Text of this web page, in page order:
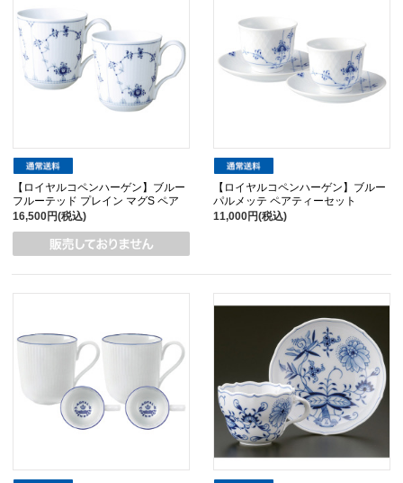
【ロイヤルコペンハーゲン】ブルー
フルーテッド プレイン マグS ペア
16,500円(税込)
【ロイヤルコペンハーゲン】ブルー
パルメッテ ペアティーセット
11,000円(税込)